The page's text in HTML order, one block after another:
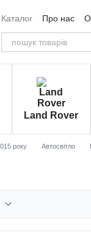
Каталог
Про нас
Угода користувача
Land Rover
року Автосвітло